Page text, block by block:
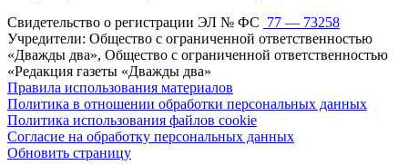
Свидетельство о регистрации ЭЛ № ФС 77 — 73258
Учредители: Общество с ограниченной ответственностью
«Дважды два», Общество с ограниченной ответственностью
«Редакция газеты «Дважды два»
Правила использования материалов
Политика в отношении обработки персональных данных
Политика использования файлов cookie
Согласие на обработку персональных данных
Обновить страницу